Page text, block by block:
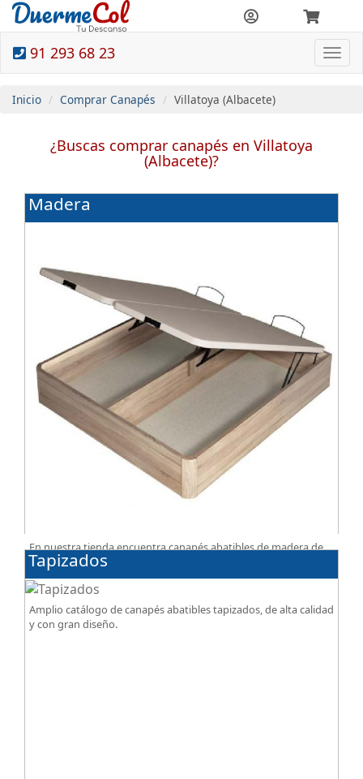
91 293 68 23
Inicio Comprar Canapés Villatoya (Albacete)
¿Buscas comprar canapés en Villatoya
(Albacete)?
Madera
En nuestra tienda encuentra canapés abatibles de madera de
alta calidad, optimiza espacio de almacenamiento en tu
dormitorio, ¡todo al mejor precio!
Tapizados
Amplio catálogo de canapés abatibles tapizados, de alta calidad
y con gran diseño.